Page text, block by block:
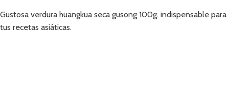
Gustosa verdura huangkua seca gusong 100g. indispensable para
tus recetas asiáticas.